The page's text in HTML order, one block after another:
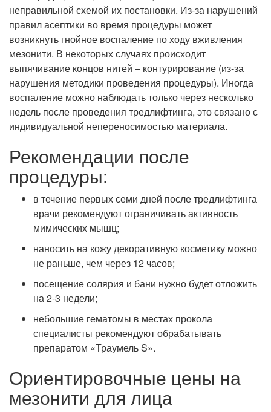
неправильной схемой их постановки. Из-за нарушений
правил асептики во время процедуры может
возникнуть гнойное воспаление по ходу вживления
мезонити. В некоторых случаях происходит
выпячивание концов нитей – контурирование (из-за
нарушения методики проведения процедуры). Иногда
воспаление можно наблюдать только через несколько
недель после проведения тредлифтинга, это связано с
индивидуальной непереносимостью материала.
Рекомендации после
процедуры:
в течение первых семи дней после тредлифтинга
врачи рекомендуют ограничивать активность
мимических мышц;
наносить на кожу декоративную косметику можно
не раньше, чем через 12 часов;
посещение солярия и бани нужно будет отложить
на 2-3 недели;
небольшие гематомы в местах прокола
специалисты рекомендуют обрабатывать
препаратом «Траумель S».
Ориентировочные цены на
мезонити для лица